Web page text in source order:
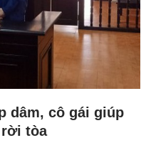
dâm, cô gái giúp
tòa